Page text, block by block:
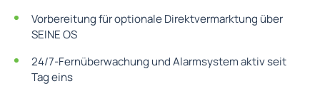
Vorbereitung für optionale Direktvermarktung über
SEINE OS
24/7-Fernüberwachung und Alarmsystem aktiv seit
Tag eins